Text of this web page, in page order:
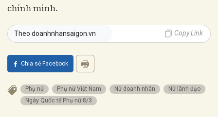
chính mình.
Theo doanhnhansaigon.vn Copy Link
Chia sẻ Facebook
Phụ nữ Phụ nữ Việt Nam Nữ doanh nhân
Nữ lãnh đạo
Ngày Quốc tế Phụ nữ 8/3